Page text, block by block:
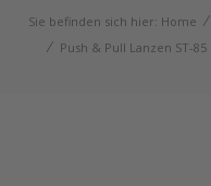
Sie befinden sich hier: Home ⁄
⁄ Push & Pull Lanzen ST-85